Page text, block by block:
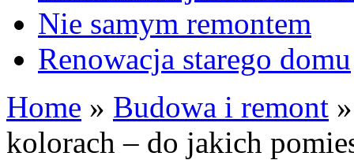
Nie samym remontem
Renowacja starego domu
Home » Budowa i remont »
kolorach – do jakich